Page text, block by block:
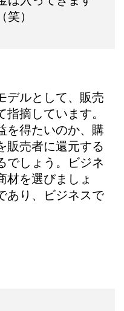
）
デルとして、販売
摘しています。
を得たいのか、購
販売者に還元する
でしょう。ビジネ
材を選びましょ
あり、ビジネスで